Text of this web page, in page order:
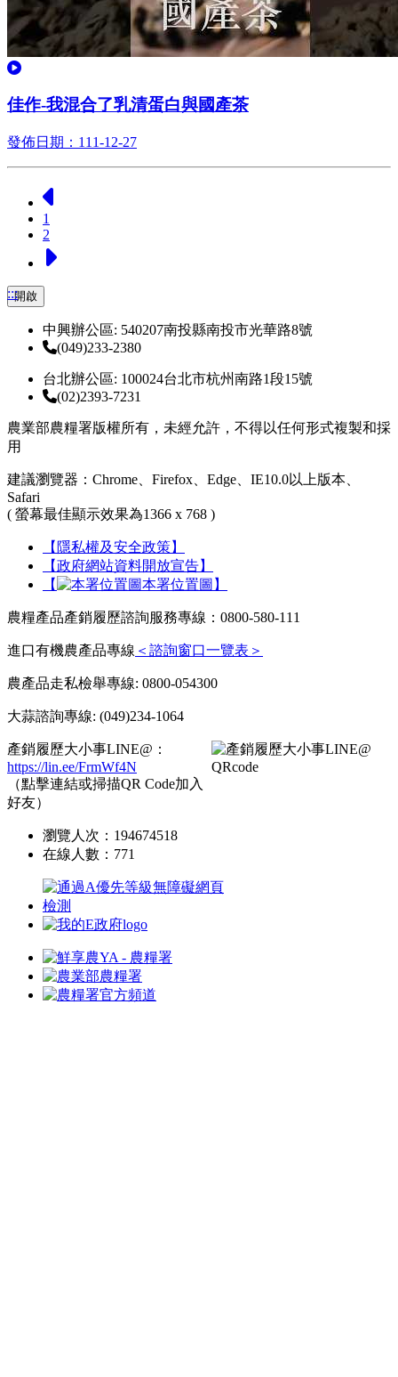
觀看
佳作-我混合了乳清蛋白與國產茶
發佈日期：111-12-27
1
2
:::開啟
中興辦公區: 540207南投縣南投市光華路8號
(049)233-2380
台北辦公區: 100024台北市杭州南路1段15號
(02)2393-7231
農業部農糧署版權所有，未經允許，不得以任何形式複製和採
用
建議瀏覽器：Chrome、Firefox、Edge、IE10.0以上版本、
Safari
( 螢幕最佳顯示效果為1366 x 768 )
【隱私權及安全政策】
【政府網站資料開放宣告】
【
本署位置圖】
農糧產品產銷履歷諮詢服務專線：0800-580-111
進口有機農產品專線 ＜諮詢窗口一覽表＞
農產品走私檢舉專線: 0800-054300
大蒜諮詢專線: (049)234-1064
產銷履歷大小事LINE@：
https://lin.ee/FrmWf4N
（點擊連結或掃描QR Code加入
好友）
瀏覽人次： 194674518
在線人數： 771